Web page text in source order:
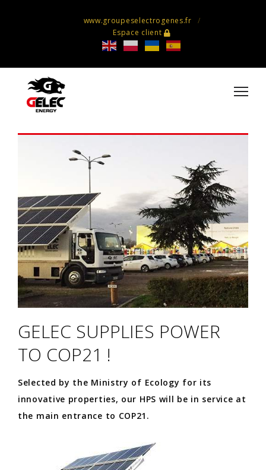
www.groupeselectrogenes.fr
Espace client
GELEC SUPPLIES POWER
TO COP21 !
Selected by the Ministry of Ecology for its
innovative properties, our HPS will be in service at
the main entrance to COP21.